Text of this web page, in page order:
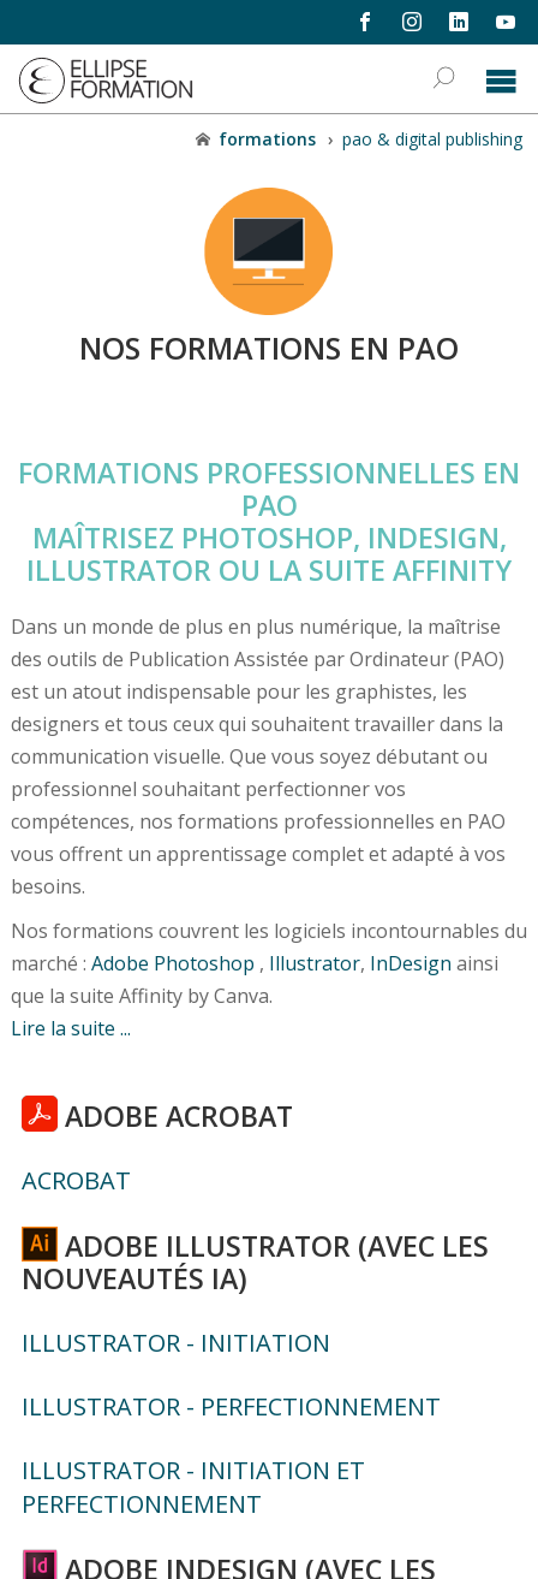
formations › pao & digital publishing
NOS FORMATIONS EN PAO
FORMATIONS PROFESSIONNELLES EN
PAO
MAÎTRISEZ PHOTOSHOP, INDESIGN,
ILLUSTRATOR OU LA SUITE AFFINITY
Dans un monde de plus en plus numérique, la maîtrise
des outils de Publication Assistée par Ordinateur (PAO)
est un atout indispensable pour les graphistes, les
designers et tous ceux qui souhaitent travailler dans la
communication visuelle. Que vous soyez débutant ou
professionnel souhaitant perfectionner vos
compétences, nos formations professionnelles en PAO
vous offrent un apprentissage complet et adapté à vos
besoins.
Nos formations couvrent les logiciels incontournables du
marché : Adobe Photoshop , Illustrator, InDesign ainsi
que la suite Affinity by Canva.
Lire la suite ...
ADOBE ACROBAT
ACROBAT
ADOBE ILLUSTRATOR (AVEC LES
NOUVEAUTÉS IA)
ILLUSTRATOR - INITIATION
ILLUSTRATOR - PERFECTIONNEMENT
ILLUSTRATOR - INITIATION ET
PERFECTIONNEMENT
ADOBE INDESIGN (AVEC LES